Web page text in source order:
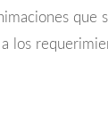
que
los